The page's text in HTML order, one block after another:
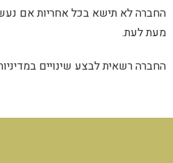
החברה לא תישא בכל אחריות אם
מעת לעת.
החברה רשאית לבצע שינויים